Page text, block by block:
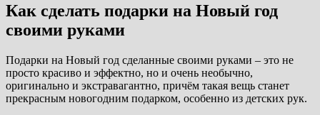
Как сделать подарки на Новый год
своими руками
Подарки на Новый год сделанные своими руками – это не
просто красиво и эффектно, но и очень необычно,
оригинально и экстравагантно, причём такая вещь станет
прекрасным новогодним подарком, особенно из детских рук.